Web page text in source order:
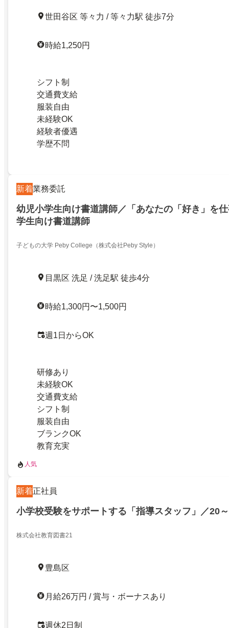
世田谷区 等々力 / 等々力駅 徒歩7分
時給1,250円
シフト制
交通費支給
服装自由
未経験OK
経験者優遇
学歴不問
新着業務委託
幼児小学生向け書道講師／「あなたの「好き」を
学生向け書道講師
子どもの大学 Peby College（株式会社Peby Style）
目黒区 洗足 / 洗足駅 徒歩4分
時給1,300円〜1,500円
週1日からOK
研修あり
未経験OK
交通費支給
シフト制
服装自由
ブランクOK
教育充実
人気
新着正社員
小学校受験をサポートする「指導スタッフ」／20
株式会社教育図書21
豊島区
月給26万円 / 賞与・ボーナスあり
週休2日制